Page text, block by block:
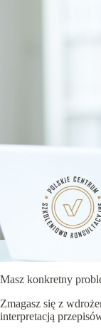
Masz konkretny
Zmagasz się z
interpretacją